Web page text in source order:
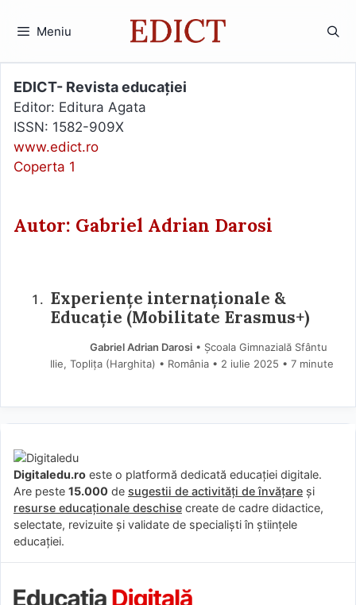
Meniu
EDICT- Revista educației
Editor: Editura Agata
ISSN: 1582-909X
www.edict.ro
Coperta 1
Autor: Gabriel Adrian Darosi
Experiențe internaționale &
Educație (Mobilitate Erasmus+)
Gabriel Adrian Darosi• Școala Gimnazială Sfântu
Ilie, Toplița (Harghita) • România
2 iulie 2025 • 7 minute
Digitaledu.ro este o platformă dedicată educației digitale.
Are peste 15.000 de sugestii de activități de învățare și
resurse educaționale deschise create de cadre didactice,
selectate, revizuite și validate de specialiști în științele
educației.